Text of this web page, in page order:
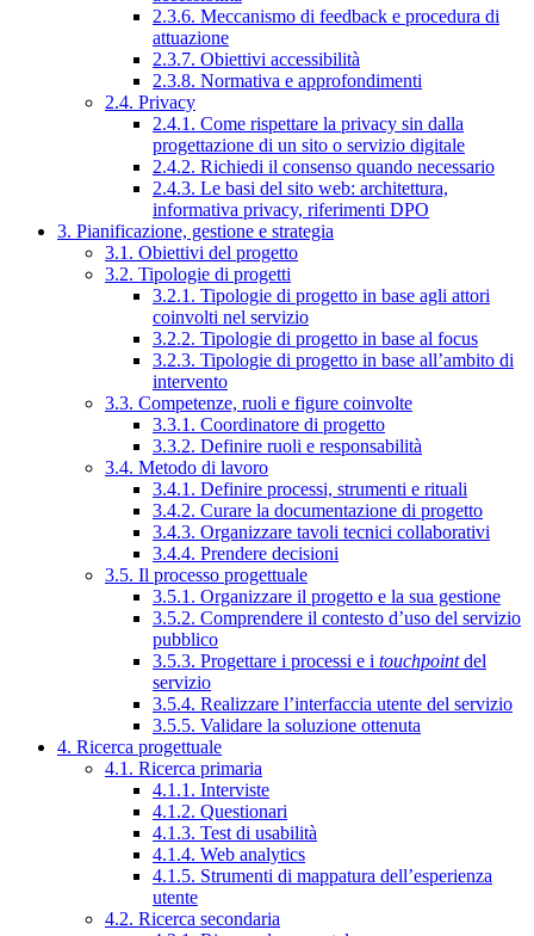
2.3.6. Meccanismo di feedback e procedura di
attuazione
2.3.7. Obiettivi accessibilità
2.3.8. Normativa e approfondimenti
2.4. Privacy
2.4.1. Come rispettare la privacy sin dalla
progettazione di un sito o servizio digitale
2.4.2. Richiedi il consenso quando necessario
2.4.3. Le basi del sito web: architettura,
informativa privacy, riferimenti DPO
3. Pianificazione, gestione e strategia
3.1. Obiettivi del progetto
3.2. Tipologie di progetti
3.2.1. Tipologie di progetto in base agli attori
coinvolti nel servizio
3.2.2. Tipologie di progetto in base al focus
3.2.3. Tipologie di progetto in base all’ambito di
intervento
3.3. Competenze, ruoli e figure coinvolte
3.3.1. Coordinatore di progetto
3.3.2. Definire ruoli e responsabilità
3.4. Metodo di lavoro
3.4.1. Definire processi, strumenti e rituali
3.4.2. Curare la documentazione di progetto
3.4.3. Organizzare tavoli tecnici collaborativi
3.4.4. Prendere decisioni
3.5. Il processo progettuale
3.5.1. Organizzare il progetto e la sua gestione
3.5.2. Comprendere il contesto d’uso del servizio
pubblico
3.5.3. Progettare i processi e i touchpointdel
servizio
3.5.4. Realizzare l’interfaccia utente del servizio
3.5.5. Validare la soluzione ottenuta
4. Ricerca progettuale
4.1. Ricerca primaria
4.1.1. Interviste
4.1.2. Questionari
4.1.3. Test di usabilità
4.1.4. Web analytics
4.1.5. Strumenti di mappatura dell’esperienza
utente
4.2. Ricerca secondaria